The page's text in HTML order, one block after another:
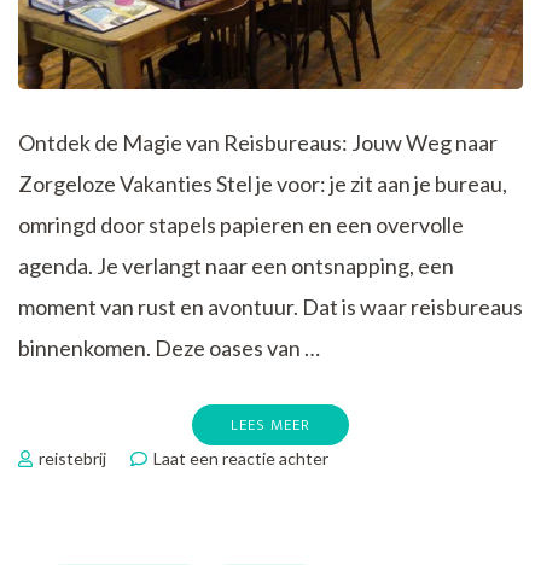
Ontdek de Magie van Reisbureaus: Jouw Weg naar
Zorgeloze Vakanties Stel je voor: je zit aan je bureau,
omringd door stapels papieren en een overvolle
agenda. Je verlangt naar een ontsnapping, een
moment van rust en avontuur. Dat is waar reisbureaus
binnenkomen. Deze oases van …
LEES MEER
reistebrij Laat een reactie achterop